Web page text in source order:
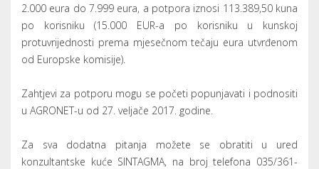
2.000 eura do 7.999 eura, a potpora iznosi 113.389,50 kuna
po korisniku (15.000 EUR-a po korisniku u kunskoj
protuvrijednosti prema mjesečnom tečaju eura utvrđenom
od Europske komisije).
Zahtjevi za potporu mogu se početi popunjavati i podnositi
u AGRONET-u od 27. veljače 2017. godine.
Za sva dodatna pitanja možete se obratiti u ured
konzultantske kuće SINTAGMA, na broj telefona 035/361-